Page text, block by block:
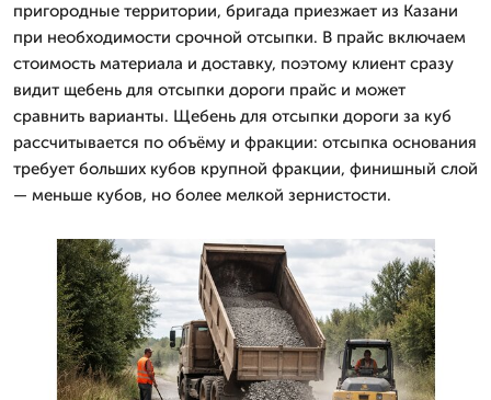
пригородные территории, бригада приезжает из Казани
при необходимости срочной отсыпки. В прайс включаем
стоимость материала и доставку, поэтому клиент сразу
видит щебень для отсыпки дороги прайс и может
сравнить варианты. Щебень для отсыпки дороги за куб
рассчитывается по объёму и фракции: отсыпка основания
требует больших кубов крупной фракции, финишный слой
— меньше кубов, но более мелкой зернистости.